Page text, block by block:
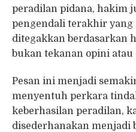
peradilan pidana, hakim
pengendali terakhir
ditegakkan berdasarkan
bukan tekanan opini
Pesan ini menjadi
menyentuh perkara
keberhasilan peradilan,
disederhanakan menjadi